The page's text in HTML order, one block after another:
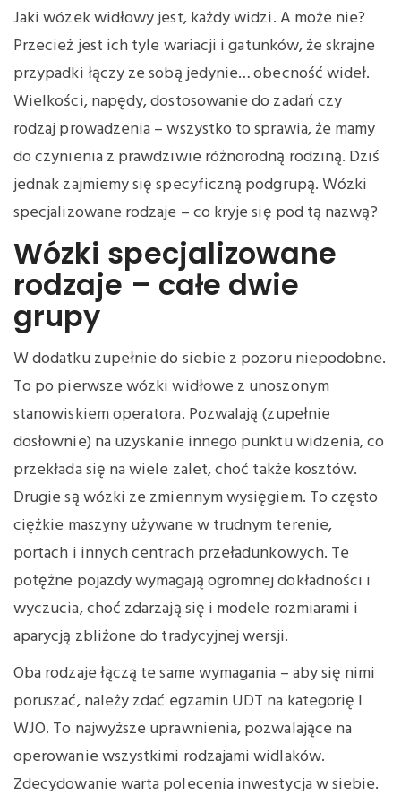
Jaki wózek widłowy jest, każdy widzi. A może nie?
Przecież jest ich tyle wariacji i gatunków, że skrajne
przypadki łączy ze sobą jedynie… obecność wideł.
Wielkości, napędy, dostosowanie do zadań czy
rodzaj prowadzenia – wszystko to sprawia, że mamy
do czynienia z prawdziwie różnorodną rodziną. Dziś
jednak zajmiemy się specyficzną podgrupą. Wózki
specjalizowane rodzaje – co kryje się pod tą nazwą?
Wózki specjalizowane
rodzaje – całe dwie
grupy
W dodatku zupełnie do siebie z pozoru niepodobne.
To po pierwsze wózki widłowe z unoszonym
stanowiskiem operatora. Pozwalają (zupełnie
dosłownie) na uzyskanie innego punktu widzenia, co
przekłada się na wiele zalet, choć także kosztów.
Drugie są wózki ze zmiennym wysięgiem. To często
ciężkie maszyny używane w trudnym terenie,
portach i innych centrach przeładunkowych. Te
potężne pojazdy wymagają ogromnej dokładności i
wyczucia, choć zdarzają się i modele rozmiarami i
aparycją zbliżone do tradycyjnej wersji.
Oba rodzaje łączą te same wymagania – aby się nimi
poruszać, należy zdać egzamin UDT na kategorię I
WJO. To najwyższe uprawnienia, pozwalające na
operowanie wszystkimi rodzajami widlaków.
Zdecydowanie warta polecenia inwestycja w siebie.